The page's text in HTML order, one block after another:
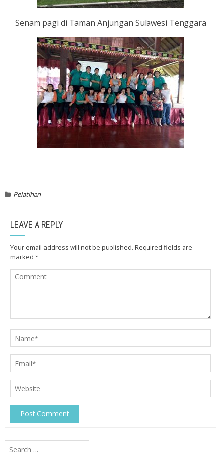
Senam pagi di Taman Anjungan Sulawesi Tenggara
Pelatihan
LEAVE A REPLY
Your email address will not be published. Required fields are
marked *
Search
for: